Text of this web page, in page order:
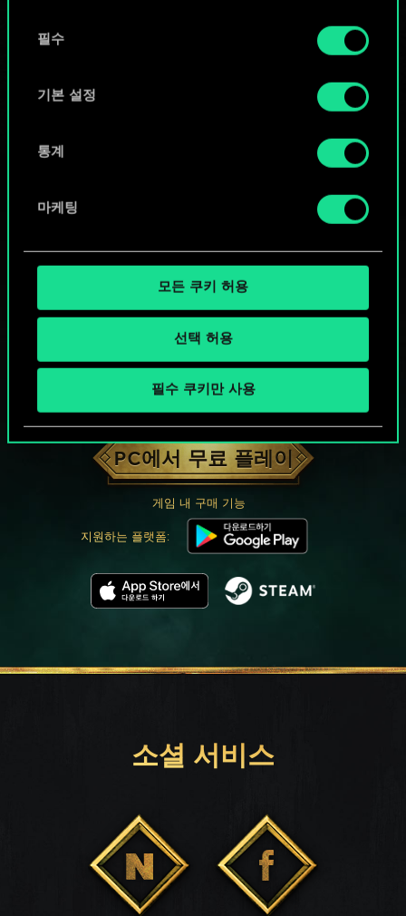
쿠키 사용에 관한 세부 사항이나 관련 설정은 아래의
필수
기본 설정
통계
마케팅
모든 쿠키 허용
선택 허용
필수 쿠키만 사용
궨트 한 판 어떠신가요?
PC에서 무료 플레이
게임 내 구매 기능
지원하는 플랫폼:
소셜 서비스